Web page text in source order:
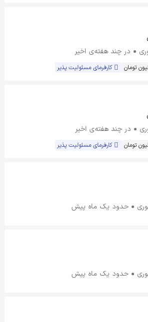
در چند هفته‌ی اخیر
کارفرمای مسئولیت پذیر
در چند هفته‌ی اخیر
کارفرمای مسئولیت پذیر
حدود یک ماه پیش
حدود یک ماه پیش